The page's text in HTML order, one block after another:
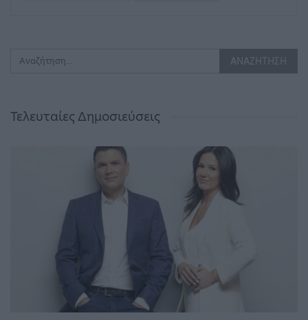
Τελευταίες Δημοσιεύσεις